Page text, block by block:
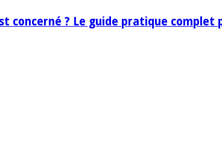
concerné ? Le guide pratique complet